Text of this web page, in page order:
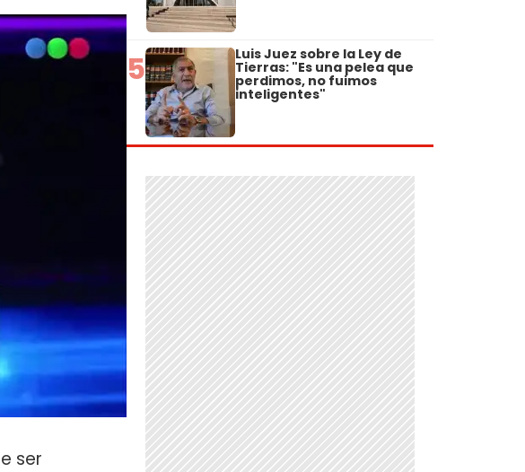
ser
5 Luis Juez sobre la Ley de
Tierras: "Es una pelea que
perdimos, no fuimos
inteligentes"